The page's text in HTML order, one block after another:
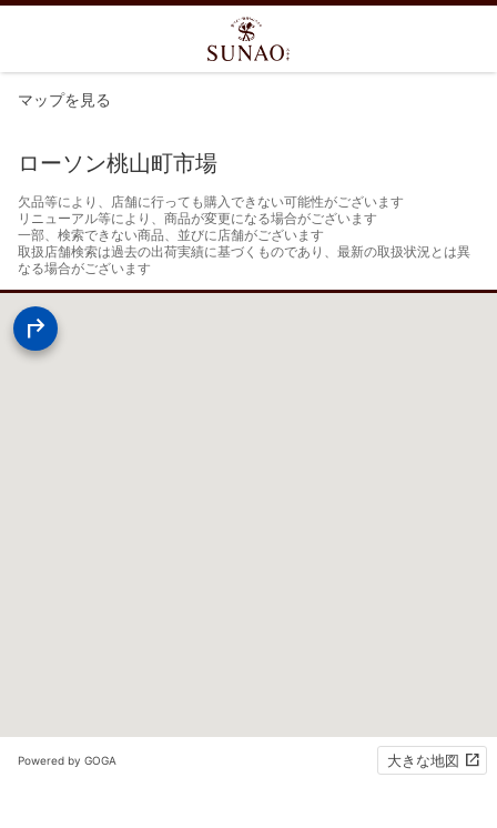
マップを見る
ローソン桃山町市場
欠品等により、店舗に行っても購入できない可能性がございます
リニューアル等により、商品が変更になる場合がございます
一部、検索できない商品、並びに店舗がございます
取扱店舗検索は過去の出荷実績に基づくものであり、最新の取扱状況とは異
なる場合がございます
Powered by GOGA 大きな地図